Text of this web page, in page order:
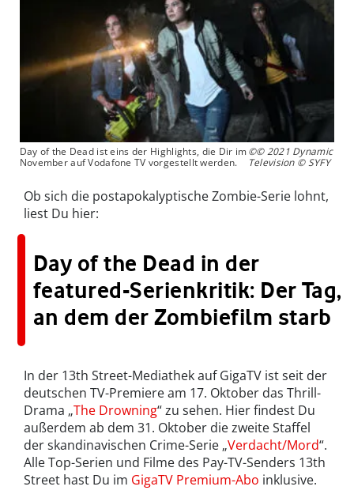
Day of the Dead ist eins der Highlights, die Dir im
November auf Vodafone TV vorgestellt werden.
©© 2021 Dynamic
Television © SYFY
Ob sich die postapokalyptische Zombie-Serie lohnt,
liest Du hier:
Day of the Dead in der
featured-Serienkritik: Der Tag,
an dem der Zombiefilm starb
In der 13th Street-Mediathek auf GigaTV ist seit der
deutschen TV-Premiere am 17. Oktober das Thrill-
Drama „The Drowning“ zu sehen. Hier findest Du
außerdem ab dem 31. Oktober die zweite Staffel
der skandinavischen Crime-Serie „Verdacht/Mord“.
Alle Top-Serien und Filme des Pay-TV-Senders 13th
Street hast Du im GigaTV Premium-Abo inklusive.